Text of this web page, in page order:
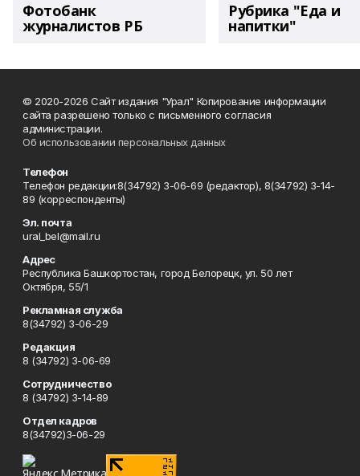
Фотобанк
журналистов РБ
Рубрика "Еда и
напитки"
© 2020-2026 Сайт издания "Урал" Копирование информации
сайта разрешено только с письменного согласия
администрации.
Об использовании персональных данных
Телефон
Телефон редакции:8(34792) 3-06-69 (редактор), 8(34792) 3-14-
89 (корреспонденты)
Эл. почта
ural_bel@mail.ru
Адрес
Республика Башкортостан, город Белорецк, ул. 50 лет
Октября, 55/1
Рекламная служба
8(34792) 3-06-29
Редакция
8 (34792) 3-06-69
Сотрудничество
8 (34792) 3-14-89
Отдел кадров
8(34792)3-06-29